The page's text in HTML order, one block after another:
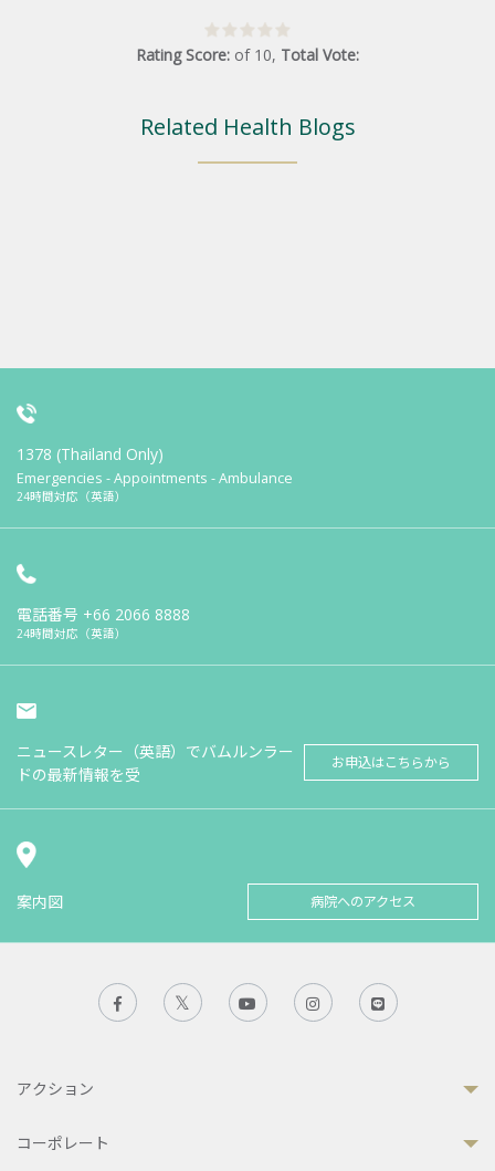
Rating Score: of 10, Total Vote:
Related Health Blogs
1378 (Thailand Only)
Emergencies - Appointments - Ambulance
24時間対応（英語）
電話番号 +66 2066 8888
24時間対応（英語）
ニュースレター（英語）でバムルンラー
ドの最新情報を受
お申込はこちらから
案内図 病院へのアクセス
アクション
コーポレート